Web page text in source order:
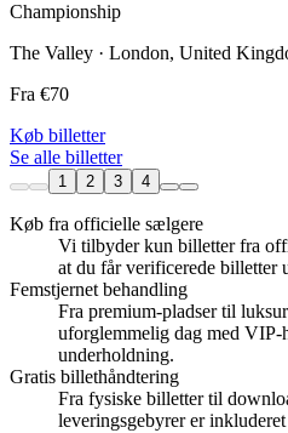
Championship
The Valley · London, United
Fra €70
Køb billetter
Se alle billetter
1 2 3 4
Køb fra officielle sælgere
Vi tilbyder kun billetter fra
at du får verificerede billetter
Femstjernet behandling
Fra premium-pladser til
uforglemmelig dag med
underholdning.
Gratis billethåndtering
Fra fysiske billetter til
leveringsgebyrer er